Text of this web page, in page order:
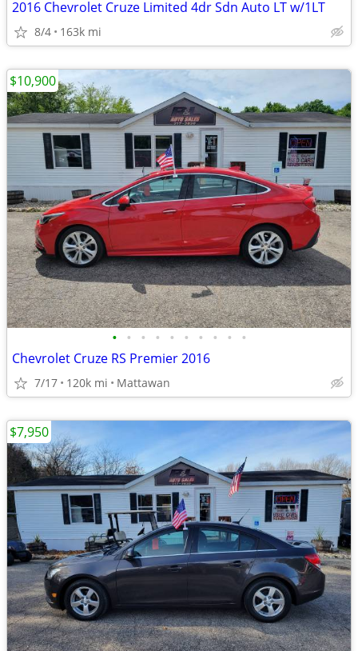
2016 Chevrolet Cruze Limited 4dr Sdn Auto LT w/1LT
8/4 163k mi
• • • • • • • • • •
Chevrolet Cruze RS Premier 2016
7/17 120k mi Mattawan
$10,900
$7,950